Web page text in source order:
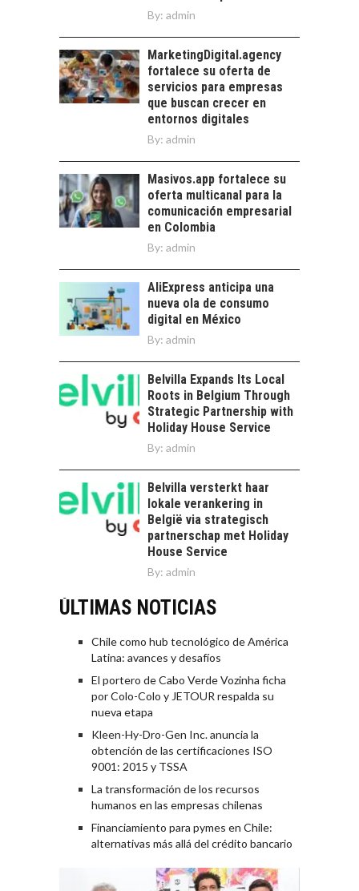
BANCARIO
Financiamiento para
pymes en Chile:
alternativas que
trascienden el
crédito…
EL CRECIMIENTO DE
LOS SERVICIOS
DIGITALES
EXPORTADOS DESDE
CHILE
servicios digitales en
Chile:…
By: admin
MarketingDigital.agency
fortalece su oferta de
servicios para empresas
que buscan crecer en
entornos digitales
By: admin
Masivos.app fortalece su
oferta multicanal para la
comunicación empresarial
en Colombia
By: admin
AliExpress anticipa una
nueva ola de consumo
digital en México
By: admin
Belvilla Expands Its Local
Roots in Belgium Through
Strategic Partnership with
Holiday House Service
By: admin
Belvilla versterkt haar
lokale verankering in
België via strategisch
partnerschap met Holiday
House Service
By: admin
ÚLTIMAS NOTICIAS
Chile como hub tecnológico de América
Latina: avances y desafíos
El portero de Cabo Verde Vozinha ficha
por Colo-Colo y JETOUR respalda su
nueva etapa
Kleen-Hy-Dro-Gen Inc. anuncia la
obtención de las certificaciones ISO
9001: 2015 y TSSA
La transformación de los recursos
humanos en las empresas chilenas
Financiamiento para pymes en Chile:
alternativas más allá del crédito bancario